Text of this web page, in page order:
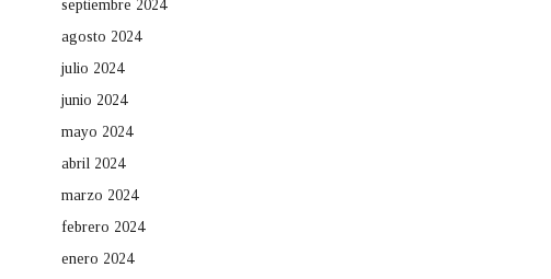
septiembre 2024
agosto 2024
julio 2024
junio 2024
mayo 2024
abril 2024
marzo 2024
febrero 2024
enero 2024